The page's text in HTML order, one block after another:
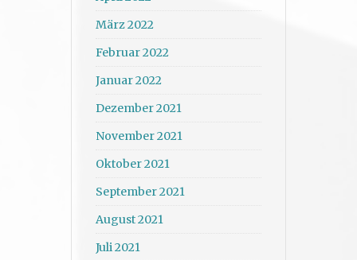
März 2022
Februar 2022
Januar 2022
Dezember 2021
November 2021
Oktober 2021
September 2021
August 2021
Juli 2021